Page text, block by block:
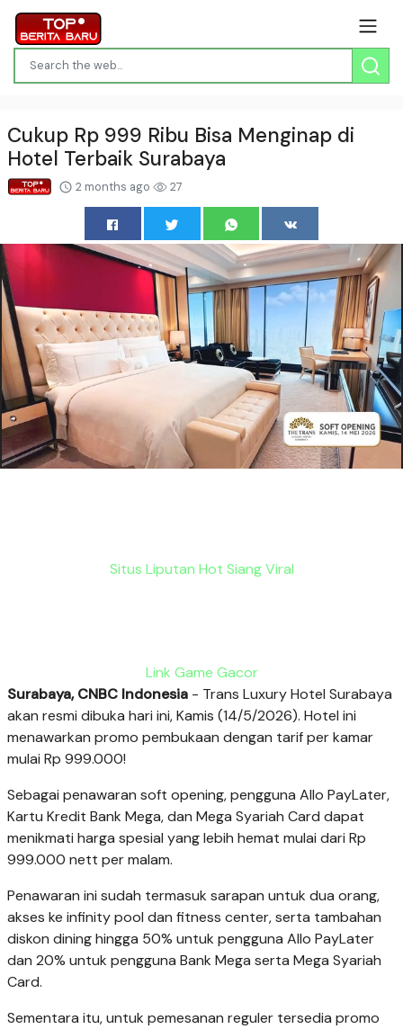
Cukup Rp 999 Ribu Bisa Menginap di
Hotel Terbaik Surabaya
2 months ago 27
Situs Liputan Hot Siang Viral
Link Game Gacor
Surabaya, CNBC Indonesia - Trans Luxury Hotel Surabaya
akan resmi dibuka hari ini, Kamis (14/5/2026). Hotel ini
menawarkan promo pembukaan dengan tarif per kamar
mulai Rp 999.000!
Sebagai penawaran soft opening, pengguna Allo PayLater,
Kartu Kredit Bank Mega, dan Mega Syariah Card dapat
menikmati harga spesial yang lebih hemat mulai dari Rp
999.000 nett per malam.
Penawaran ini sudah termasuk sarapan untuk dua orang,
akses ke infinity pool dan fitness center, serta tambahan
diskon dining hingga 50% untuk pengguna Allo PayLater
dan 20% untuk pengguna Bank Mega serta Mega Syariah
Card.
Sementara itu, untuk pemesanan reguler tersedia promo